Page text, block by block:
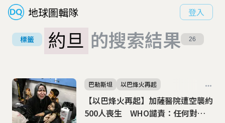
地球圖輯隊 登入
標籤 約旦 的搜索結果 26
【以巴烽火再起】加薩醫院遭空襲約
500人喪生 WHO譴責：任何對醫
巴勒斯坦 以巴烽火再起